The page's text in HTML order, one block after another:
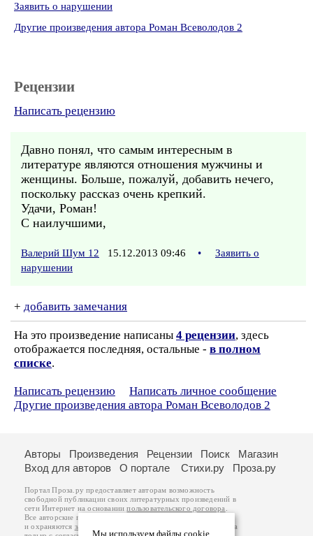
Заявить о нарушении
Другие произведения автора Роман Всеволодов 2
Рецензии
Написать рецензию
Давно понял, что самым интересным в
литературе являются отношения мужчины и
женщины. Больше, пожалуй, добавить нечего,
поскольку рассказ очень крепкий.
Удачи, Роман!
С наилучшими,
Валерий Шум 12 15.12.2013 09:46 •
Заявить о
нарушении
+ добавить замечания
На это произведение написаны 4 рецензии, здесь
отображается последняя, остальные - в полном
списке.
Написать рецензию
Написать личное сообщение
Другие произведения автора Роман Всеволодов 2
Мы используем файлы cookie
Авторы Произведения Рецензии Поиск
Магазин
Вход для авторов
О портале Стихи.ру Проза.ру
Портал Проза.ру предоставляет авторам возможность
свободной публикации своих литературных произведений в
сети Интернет на основаниипользовательского договора
Все авторские права на произведения принадлежат авторам
и охраняются законом
. Перепечатка произведений возможна